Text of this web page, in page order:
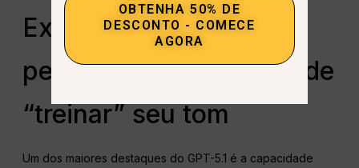
Experiência GPT-5.1
personalizada: você pode
“treinar” seu tom
Um dos maiores destaques do GPT-5.1 é a capacidade
OBTENHA 50% DE
DESCONTO - COMECE
AGORA